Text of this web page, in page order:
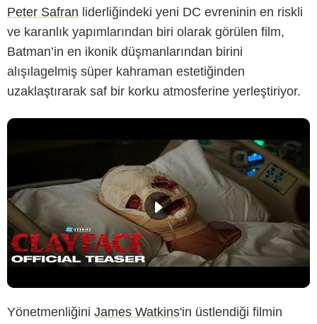
Peter Safran liderliğindeki yeni DC evreninin en riskli
ve karanlık yapımlarından biri olarak görülen film,
Batman’in en ikonik düşmanlarından birini
alışılagelmiş süper kahraman estetiğinden
uzaklaştırarak saf bir korku atmosferine yerleştiriyor.
Yönetmenliğini James Watkins'in üstlendiği filmin